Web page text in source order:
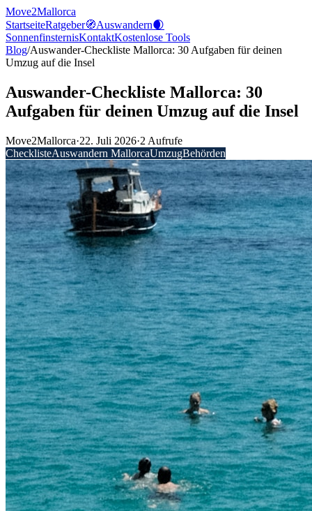
Move2Mallorca
StartseiteRatgeber🧭Auswandern🌒
SonnenfinsternisKontaktKostenlose Tools
Blog/Auswander-Checkliste Mallorca: 30 Aufgaben für deinen
Umzug auf die Insel
Auswander-Checkliste Mallorca: 30
Aufgaben für deinen Umzug auf die Insel
Move2Mallorca·22. Juli 2026·2 Aufrufe
ChecklisteAuswandern MallorcaUmzugBehörden